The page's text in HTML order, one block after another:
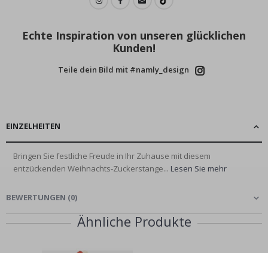
Echte Inspiration von unseren glücklichen
Kunden!
Teile dein Bild mit #namly_design
EINZELHEITEN
Bringen Sie festliche Freude in Ihr Zuhause mit diesem
entzückenden Weihnachts-Zuckerstange... Lesen Sie mehr
BEWERTUNGEN (0)
Ähnliche Produkte